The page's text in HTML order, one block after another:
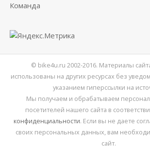
Команда
© bike4u.ru 2002-2016. Материалы
использованы на других ресурсах без
указанием гиперссылки на
Мы получаем и обрабатываем
посетителей нашего сайта в
конфиденциальности. Если вы не даете
своих персональных данных, вам
сайт.